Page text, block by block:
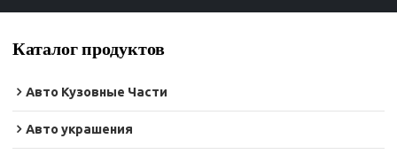
Каталог продуктов
Авто Кузовные Части
Авто украшения